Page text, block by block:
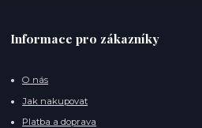
Informace pro zákazníky
O nás
Jak nakupovat
Platba a doprava